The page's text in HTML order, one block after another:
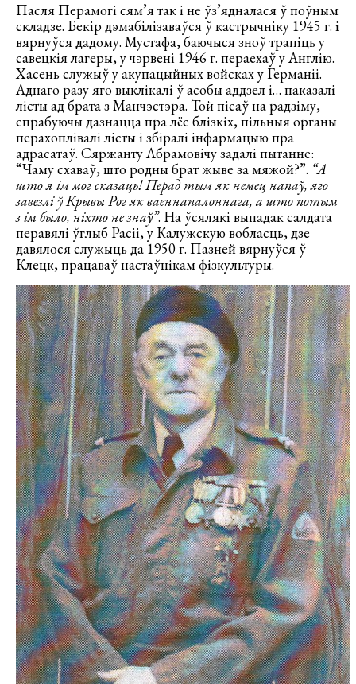
Пасля Перамогі сям’я так і не ўз’ядналася ў поўным
складзе. Бекір дэмабілізаваўся ў кастрычніку 1945 г. і
вярнуўся дадому. Мустафа, баючыся зноў трапіць у
савецкія лагеры, у чэрвені 1946 г. пераехаў у Англію.
Хасень служыў у акупацыйных войсках у Германіі.
Аднаго разу яго выклікалі ў асобы аддзел і… паказалі
лісты ад брата з Манчэстэра. Той пісаў на радзіму,
спрабуючы дазнацца пра лёс блізкіх, пільныя органы
перахоплівалі лісты і збіралі інфармацыю пра
адрасатаў. Сяржанту Абрамовічу задалі пытанне:
“Чаму схаваў, што родны брат жыве за мяжой?”. “А
што я ім мог сказаць! Перад тым як немец напаў, яго
завезлі ў Крывы Рог як ваеннапалоннага, а што потым
з ім было, ніхто не знаў”. На ўсялякі выпадак салдата
перавялі ўглыб Расіі, у Калужскую вобласць, дзе
давялося служыць да 1950 г. Пазней вярнуўся ў
Клецк, працаваў настаўнікам фізкультуры.